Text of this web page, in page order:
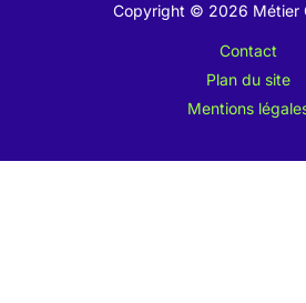
Copyright © 2026 Métier
Contact
Plan du site
Mentions